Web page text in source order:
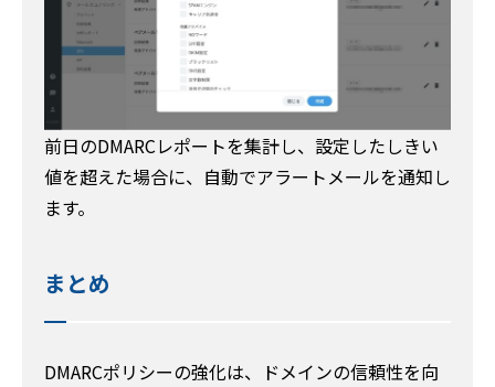
前日のDMARCレポートを集計し、設定したしきい
値を超えた場合に、自動でアラートメールを通知し
ます。
まとめ
DMARCポリシーの強化は、ドメインの信頼性を向